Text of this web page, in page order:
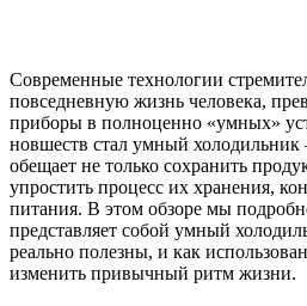
Современные технологии
повседневную жизнь человека,
приборы в полноценно «умных»
новшеств стал умный
обещает не только сохранить
упростить процесс их хранения,
питания. В этом обзоре мы
представляет собой умный
реально полезны, и как
изменить привычный ритм жизни.